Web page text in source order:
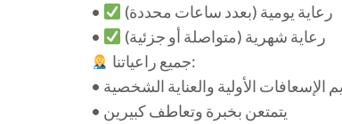
•
رعاية يومية (بعدد ساعات محددة)
•
رعاية شهرية (متواصلة أو جزئية)
جميع راعياتنا:
الإسعافات الأولية والعناية الشخصية
• يتمتعن بخبرة وتعاطف كبيرين